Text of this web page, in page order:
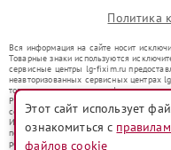
Политика
Вся информация на сайте носит
Товарные знаки используются
сервисные центры lg-fixim.ru
неавторизованных сервисных центрах
товарных знаков или их официальными
Ремонт осуществляется для устройств,
со статьей 1487 ГК РФ.
Использование товарных знаков не
потребителей в заблуждение, а служит
ремонту техники указанных брендов.
Этот сайт использует
ознакомиться с
файлов cookie